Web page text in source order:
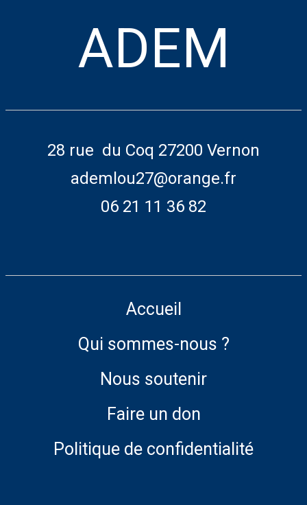
ADEM
28 rue du Coq 27200 Vernon
ademlou27@orange.fr
06 21 11 36 82
Accueil
Qui sommes-nous ?
Nous soutenir
Faire un don
Politique de confidentialité